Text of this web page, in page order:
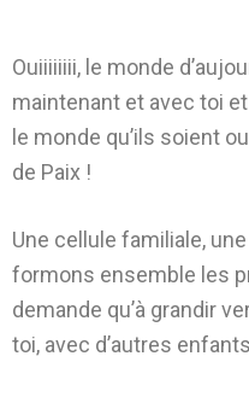
Ouiiiiiiii, le monde
maintenant et avec toi
le monde qu’ils soient
de Paix !
Une cellule familiale,
formons ensemble les
demande qu’à grandir
toi, avec d’autres